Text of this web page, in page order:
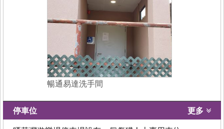
暢通易達洗手間
停車位 更多